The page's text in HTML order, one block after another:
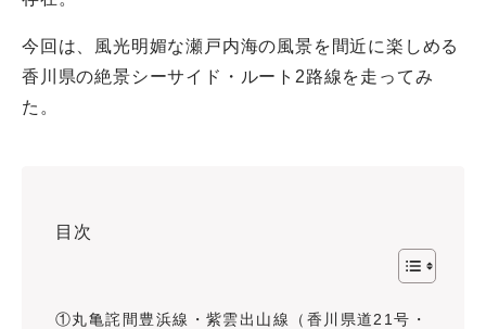
今回は、風光明媚な瀬戸内海の風景を間近に楽しめる
香川県の絶景シーサイド・ルート2路線を走ってみ
た。
目次
①丸亀詫間豊浜線・紫雲出山線（香川県道21号・